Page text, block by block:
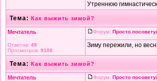
Утреннюю
Тема: Как выжить зимой?
Мечтатель
Ответов: 49
Просмотров: 9100
Форум: Просто
Зиму пережили, но
Тема: Как выжить зимой?
Мечтатель Форум: Просто